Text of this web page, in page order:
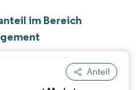
im Bereich
Anteil